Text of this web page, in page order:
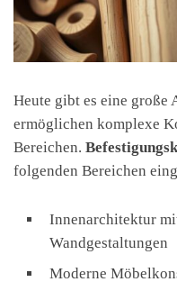
Heute gibt es eine große
ermöglichen komplexe
Bereichen.
folgenden Bereichen
Innenarchitektur
Wandgestaltungen
Moderne